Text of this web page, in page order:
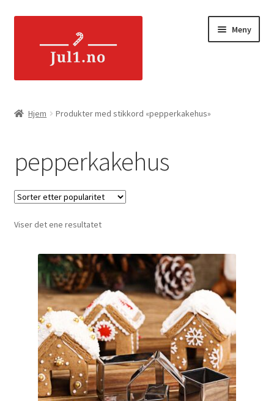
navigasjon
Meny
Min konto
Om oss
Blogg
Frakt og levering
Salgsbetingelser
Til kassen
Vipps Checkout
Hjem Produkter med stikkord «pepperkakehus»
pepperkakehus
Viser det ene resultatet